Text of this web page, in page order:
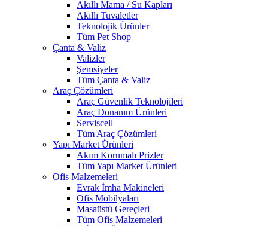
Akıllı Mama / Su Kapları
Akıllı Tuvaletler
Teknolojik Ürünler
Tüm Pet Shop
Çanta & Valiz
Valizler
Şemsiyeler
Tüm Çanta & Valiz
Araç Çözümleri
Araç Güvenlik Teknolojileri
Araç Donanım Ürünleri
Serviscell
Tüm Araç Çözümleri
Yapı Market Ürünleri
Akım Korumalı Prizler
Tüm Yapı Market Ürünleri
Ofis Malzemeleri
Evrak İmha Makineleri
Ofis Mobilyaları
Masaüstü Gereçleri
Tüm Ofis Malzemeleri